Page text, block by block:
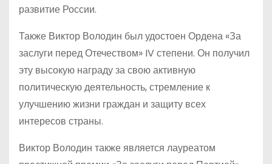
развитие России.
Также Виктор Володин был удостоен Ордена «За
заслуги перед Отечеством» IV степени. Он получил
эту высокую награду за свою активную
политическую деятельность, стремление к
улучшению жизни граждан и защиту всех
интересов страны.
Виктор Володин также является лауреатом